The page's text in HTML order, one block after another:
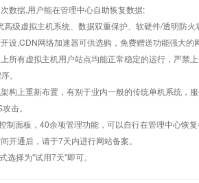
数据,用户能在管理中心自助恢复数据;
高级虚拟主机系统、数据双重保护、软硬件/透明防火
设,CDN网络加速器可供选购，免费赠送功能强大
所有虚拟主机用户站点均能正常稳定的运行，严禁
。
构上重新布置，有别于业内一般的传统单机系统，
击。
制面板，40余项管理功能，可以自行在管理中心恢
开通后，请于7天内进行网站备案。
选择为"试用7天"即可。